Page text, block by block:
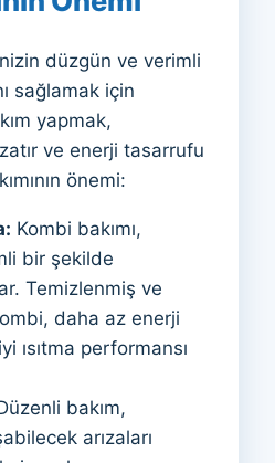
düzgün ve verimli
sağlamak için
yapmak,
ve enerji tasarrufu
önemi:
Kombi bakımı,
bir şekilde
Temizlenmiş ve
daha az enerji
ısıtma performansı
bakım,
arızaları